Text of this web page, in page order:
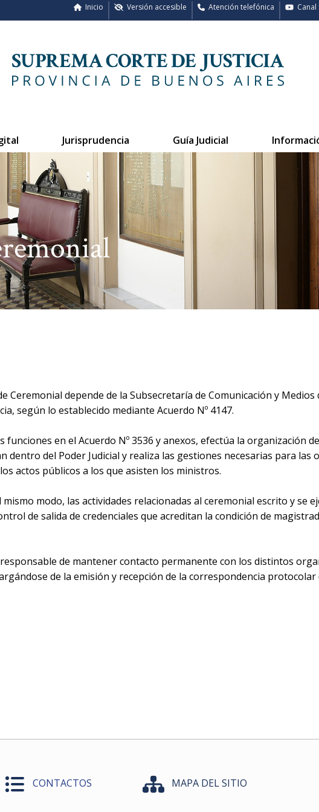
Canal
Atención telefónica
Versión accesible
Inicio
Jurisprudencia Guía Judicial
Ceremonial depende de la Subsecretaría de Comunicación y Medios
según lo establecido mediante Acuerdo Nº 4147.
funciones en el Acuerdo Nº 3536 y anexos, efectúa la organización
dentro del Poder Judicial y realiza las gestiones necesarias para las
actos públicos a los que asisten los ministros.
mismo modo, las actividades relacionadas al ceremonial escrito y se
de salida de credenciales que acreditan la condición de
de mantener contacto permanente con los distintos
de la emisión y recepción de la correspondencia protocolar
CONTACTOS MAPA DEL SITIO